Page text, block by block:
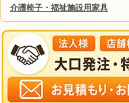
介護椅子・福祉施設用家具